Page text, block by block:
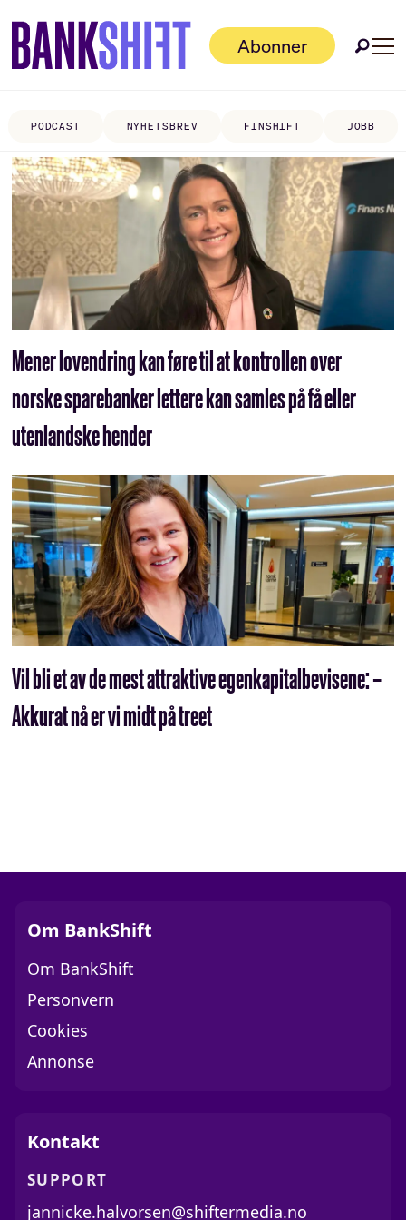
Abonner
PODCAST NYHETSBREV FINSHIFT JOBB
Tag:
eierandel
Mener lovendring kan føre til at kontrollen over
norske sparebanker lettere kan samles på få eller
utenlandske hender
Vil bli et av de mest attraktive egenkapital­­bevisene: –
Akkurat nå er vi midt på treet
Om BankShift
Om BankShift
Personvern
Cookies
Annonse
Kontakt
SUPPORT
jannicke.halvorsen@shiftermedia.no